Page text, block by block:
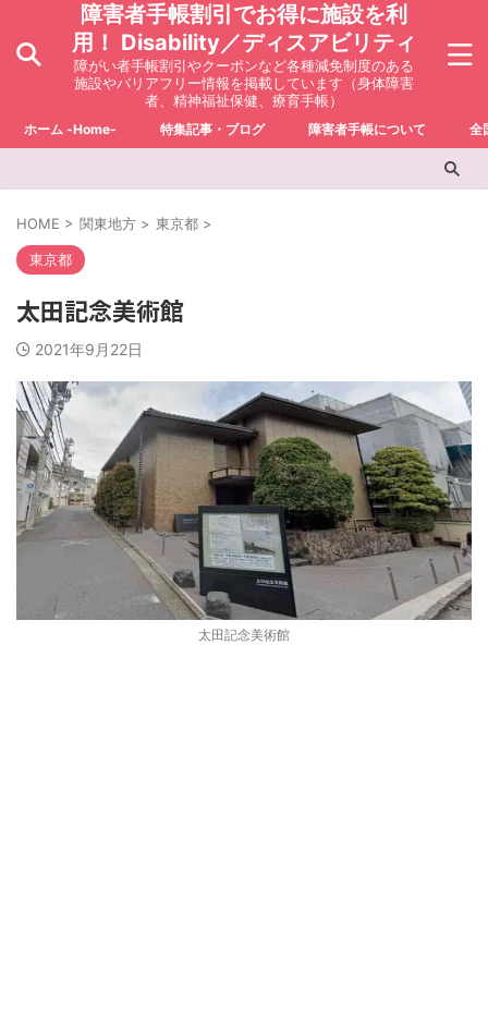
障害者手帳割引でお得に施設を利
用！ Disability／ディスアビリティ
障がい者手帳割引やクーポンなど各種減免制度のある
施設やバリアフリー情報を掲載しています（身体障害
者、精神福祉保健、療育手帳）
ホーム -Home- 特集記事・ブログ 障害者手帳について 全
HOME > 関東地方 > 東京都 >
東京都
太田記念美術館
2021年9月22日
太田記念美術館